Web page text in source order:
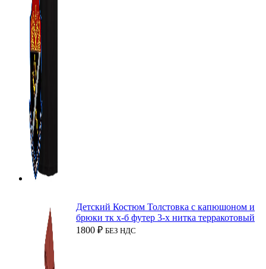
Детский Костюм Толстовка с капюшоном и
брюки тк х-б футер 3-х нитка терракотовый
1800 ₽ БЕЗ НДС